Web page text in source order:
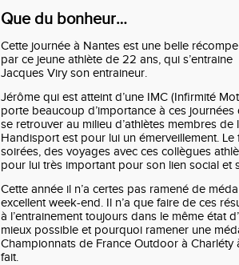
Que du bonheur…
Cette journée à Nantes est une belle
par ce jeune athlète de 22 ans, qui s’entraine
Jacques Viry son entraineur.
Jérôme qui est atteint d’une IMC (Infirmité
porte beaucoup d’importance à ces
se retrouver au milieu d’athlètes membres de
Handisport est pour lui un émerveillement.
soirées, des voyages avec ces collègues
pour lui très important pour son lien social et
Cette année il n’a certes pas ramené de
excellent week-end. Il n’a que faire de ces
à l’entrainement toujours dans le même état
mieux possible et pourquoi ramener une
Championnats de France Outdoor à Charléty
fait.